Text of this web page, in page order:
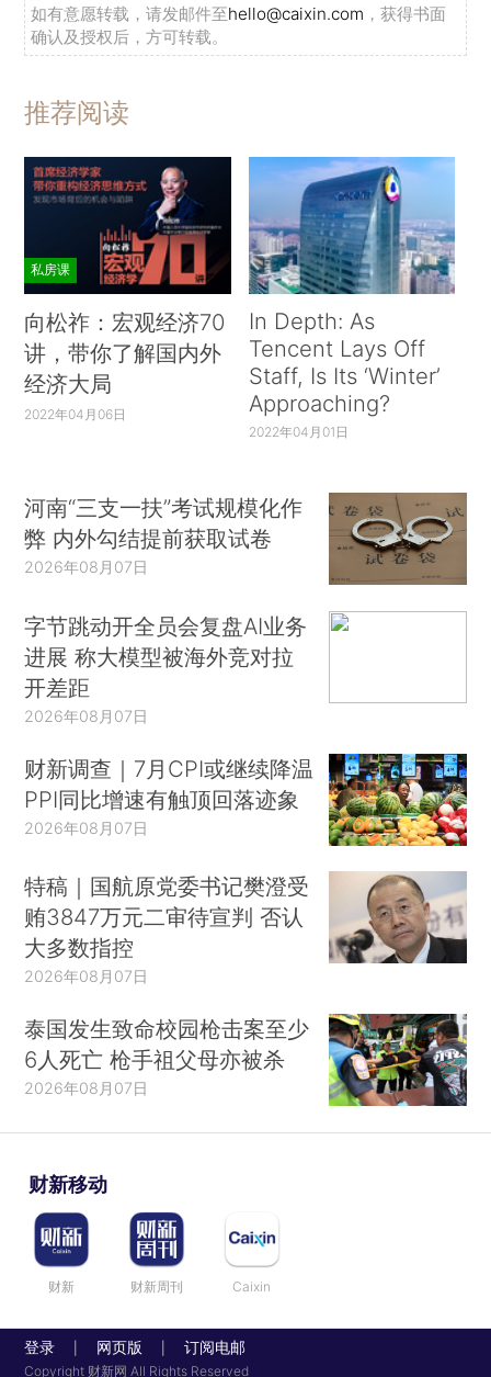
如有意愿转载，请发邮件至hello@caixin.com ，获得书面
确认及授权后，方可转载。
推荐阅读
私房课
向松祚：宏观经济70
讲，带你了解国内外
经济大局
2022年04月06日
In Depth: As
Tencent Lays Off
Staff, Is Its ‘Winter’
Approaching?
2022年04月01日
河南“三支一扶”考试规模化作
弊 内外勾结提前获取试卷
2026年08月07日
字节跳动开全员会复盘AI业务
进展 称大模型被海外竞对拉
开差距
2026年08月07日
财新调查｜7月CPI或继续降温
PPI同比增速有触顶回落迹象
2026年08月07日
特稿｜国航原党委书记樊澄受
贿3847万元二审待宣判 否认
大多数指控
2026年08月07日
泰国发生致命校园枪击案至少
6人死亡 枪手祖父母亦被杀
2026年08月07日
财新移动
财新 财新周刊 Caixin
登录 网页版 订阅电邮
Copyright 财新网 All Rights Reserved